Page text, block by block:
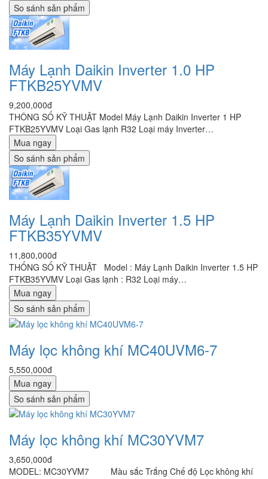
So sánh sản phẩm
Máy Lạnh Daikin Inverter 1.0 HP
FTKB25YVMV
9,200,000đ
THÔNG SỐ KỸ THUẬT Model Máy Lạnh Daikin Inverter 1 HP
FTKB25YVMV Loại Gas lạnh R32 Loại máy Inverter…
Mua ngay
So sánh sản phẩm
Máy Lạnh Daikin Inverter 1.5 HP
FTKB35YVMV
11,800,000đ
THỐNG SỐ KỸ THUẬT Model : Máy Lạnh Daikin Inverter 1.5 HP
FTKB35YVMV Loại Gas lạnh : R32 Loại máy…
Mua ngay
So sánh sản phẩm
Máy lọc không khí MC40UVM6-7
5,550,000đ
Mua ngay
So sánh sản phẩm
Máy lọc không khí MC30YVM7
3,650,000đ
MODEL: MC30YVM7 Màu sắc Trắng Chế độ Lọc không khí